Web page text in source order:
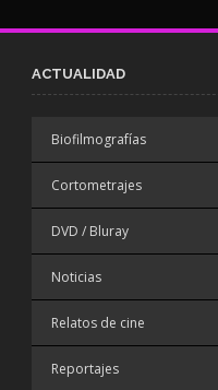
ACTUALIDAD
Biofilmografías
Cortometrajes
DVD / Bluray
Noticias
Relatos de cine
Reportajes